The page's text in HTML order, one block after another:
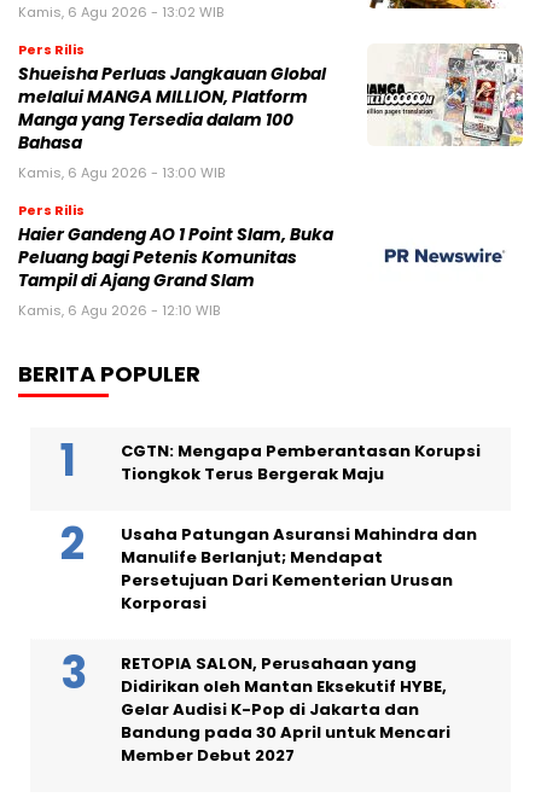
Kamis, 6 Agu 2026 - 13:02 WIB
Pers Rilis
Shueisha Perluas Jangkauan Global
melalui MANGA MILLION, Platform
Manga yang Tersedia dalam 100
Bahasa
Kamis, 6 Agu 2026 - 13:00 WIB
Pers Rilis
Haier Gandeng AO 1 Point Slam, Buka
Peluang bagi Petenis Komunitas
Tampil di Ajang Grand Slam
Kamis, 6 Agu 2026 - 12:10 WIB
BERITA POPULER
CGTN: Mengapa Pemberantasan Korupsi
Tiongkok Terus Bergerak Maju
Usaha Patungan Asuransi Mahindra dan
Manulife Berlanjut; Mendapat
Persetujuan Dari Kementerian Urusan
Korporasi
RETOPIA SALON, Perusahaan yang
Didirikan oleh Mantan Eksekutif HYBE,
Gelar Audisi K-Pop di Jakarta dan
Bandung pada 30 April untuk Mencari
Member Debut 2027